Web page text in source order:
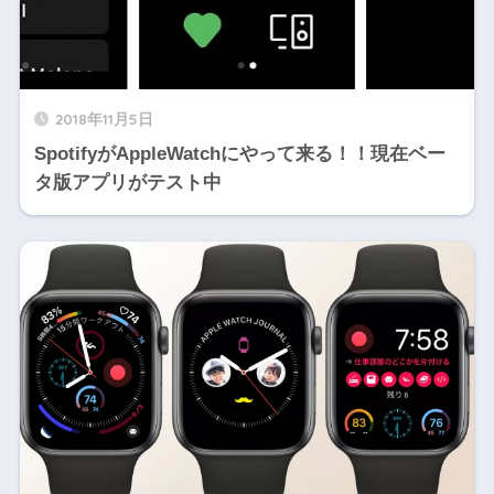
2018年11月5日
SpotifyがAppleWatchにやって来る！！現在ベー
タ版アプリがテスト中